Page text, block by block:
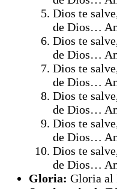
Dios te
de Dios…
Dios te
de Dios…
Dios te
de Dios…
Dios te
de Dios…
Dios te
de Dios…
Dios te
de Dios…
Gloria: Gloria al